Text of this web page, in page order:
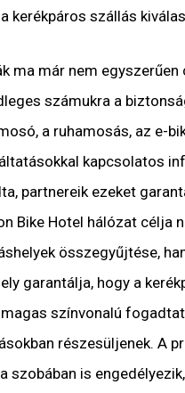
kerékpáros szállás
ma már nem
számukra a
a ruhamosás, az e-
kapcsolatos
partnereik ezeket
Bike Hotel hálózat célja
összegyűjtése,
garantálja, hogy a
színvonalú
részesüljenek. A
szobában is